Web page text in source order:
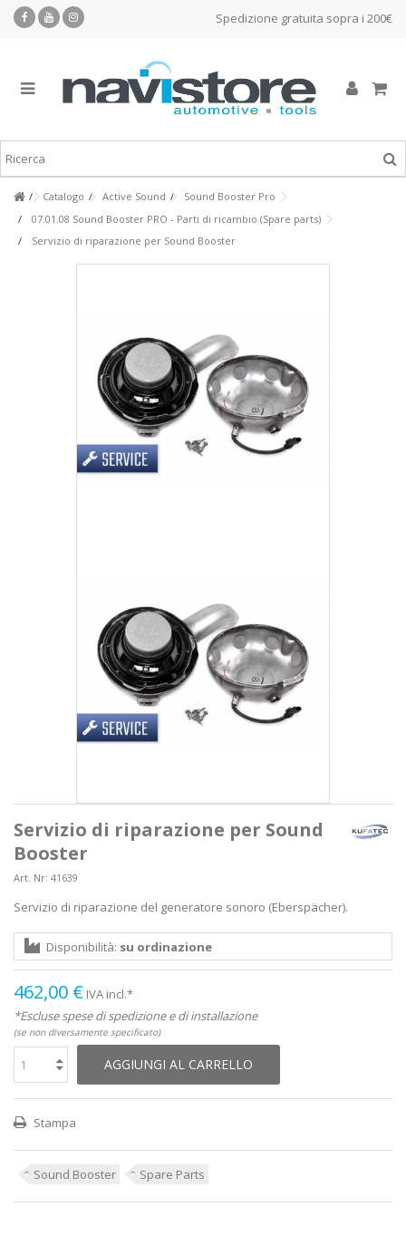
Spedizione gratuita sopra i 200€
Catalogo Active Sound
Sound Booster Pro
07.01.08 Sound Booster PRO - Parti di ricambio (Spare parts)
Servizio di riparazione per Sound Booster
Servizio di riparazione per Sound
Booster
Art. Nr: 41639
Servizio di riparazione del generatore sonoro (Eberspächer).
Disponibilità: su ordinazione
462,00 € IVA incl.*
*Escluse spese di spedizione e di installazione
(se non diversamente specificato)
AGGIUNGI AL CARRELLO
Stampa
Sound Booster Spare Parts